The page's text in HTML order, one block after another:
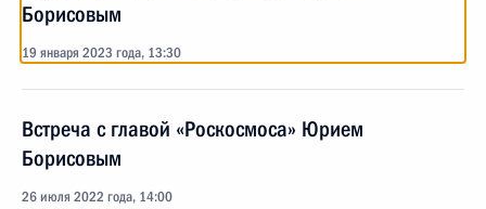
Борисовым
19 января 2023 года, 13:30
Встреча с главой «Роскосмоса» Юрием
Борисовым
26 июля 2022 года, 14:00